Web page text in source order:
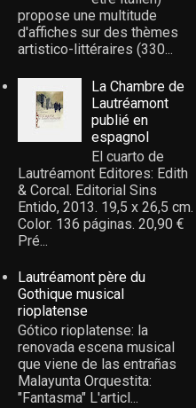
propose une multitude
d'affiches sur des thèmes
artistico-littéraires (330...
La Chambre de
Lautréamont
publié en
espagnol
El cuarto de
Lautréamont Editores: Edith
& Corcal. Editorial Sins
Entido, 2013. 19,5 x 26,5 cm.
Color. 136 páginas. 20,90 €
Pré...
Lautréamont père du
Gothique musical
rioplatense
Gótico rioplatense: la
renovada escena musical
que viene de las entrañas
Malayunta Orquestita:
"Fantasma" L'articl...